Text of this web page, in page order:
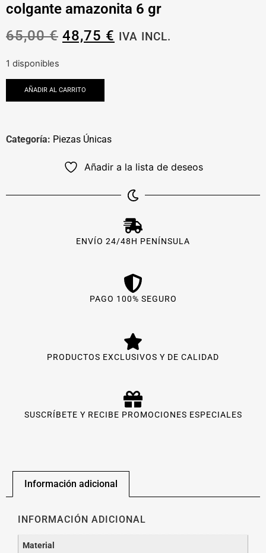
colgante amazonita 6 gr
65,00€ 48,75 € IVA INCL.
1 disponibles
AÑADIR AL CARRITO
Categoría: Piezas Únicas
Añadir a la lista de deseos
ENVÍO 24/48H PENÍNSULA
PAGO 100% SEGURO
PRODUCTOS EXCLUSIVOS Y DE CALIDAD
SUSCRÍBETE Y RECIBE PROMOCIONES ESPECIALES
Información adicional
INFORMACIÓN ADICIONAL
Material